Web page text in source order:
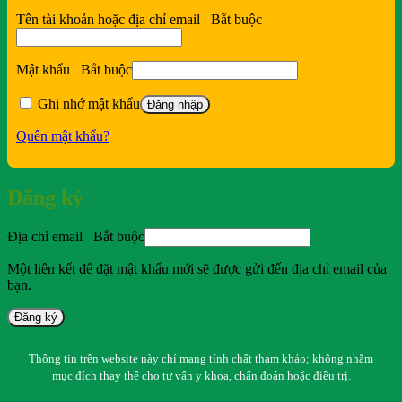
Tên tài khoản hoặc địa chỉ email Bắt buộc
Mật khẩu Bắt buộc
Ghi nhớ mật khẩu Đăng nhập
Quên mật khẩu?
Đăng ký
Địa chỉ email Bắt buộc
Một liên kết để đặt mật khẩu mới sẽ được gửi đến địa chỉ email của
bạn.
Đăng ký
Thông tin trên website này chỉ mang tính chất tham khảo; không nhằm
mục đích thay thế cho tư vấn y khoa, chẩn đoán hoặc điều trị.